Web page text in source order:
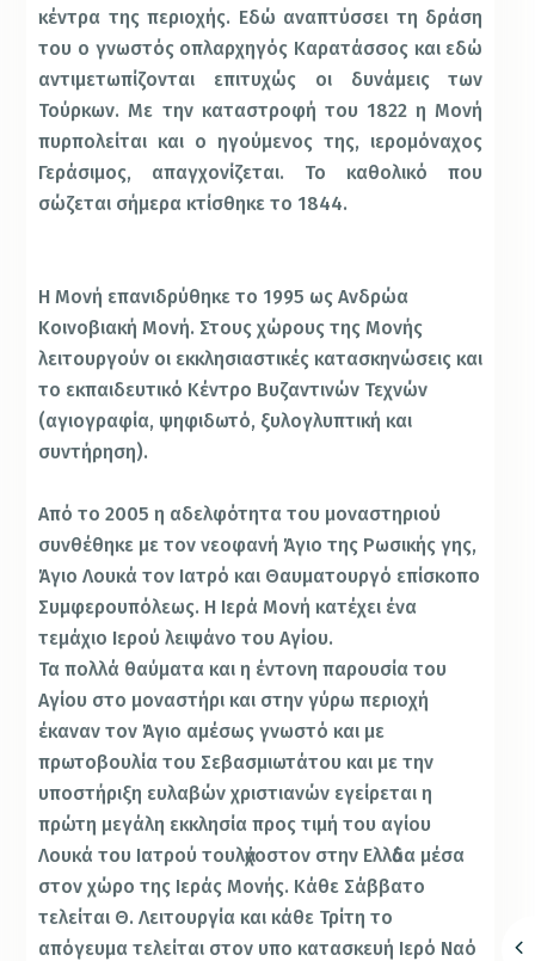
κέντρα της περιοχής. Εδώ αναπτύσσει τη δράση
του ο γνωστός οπλαρχηγός Καρατάσσος και εδώ
αντιμετωπίζονται επιτυχώς οι δυνάμεις των
Τούρκων. Με την καταστροφή του 1822 η Μονή
πυρπολείται και ο ηγούμενος της, ιερομόναχος
Γεράσιμος, απαγχονίζεται. Το καθολικό που
σώζεται σήμερα κτίσθηκε το 1844.
Η Μονή επανιδρύθηκε το 1995 ως Ανδρώα
Κοινοβιακή Μονή. Στους χώρους της Μονής
λειτουργούν οι εκκλησιαστικές κατασκηνώσεις και
το εκπαιδευτικό Κέντρο Βυζαντινών Τεχνών
(αγιογραφία, ψηφιδωτό, ξυλογλυπτική και
συντήρηση).
Από το 2005 η αδελφότητα του μοναστηριού
συνθέθηκε με τον νεοφανή Άγιο της Ρωσικής γης,
Άγιο Λουκά τον Ιατρό και Θαυματουργό επίσκοπο
Συμφερουπόλεως. Η Ιερά Μονή κατέχει ένα
τεμάχιο Ιερού λειψάνο του Αγίου.
Τα πολλά θαύματα και η έντονη παρουσία του
Αγίου στο μοναστήρι και στην γύρω περιοχή
έκαναν τον Άγιο αμέσως γνωστό και με
πρωτοβουλία του Σεβασμιωτάτου και με την
υποστήριξη ευλαβών χριστιανών εγείρεται η
πρώτη μεγάλη εκκλησία προς τιμή του αγίου
Λουκά του Ιατρού τουλἀχοστον στην Ελλἀδα μέσα
στον χώρο της Ιεράς Μονής. Κάθε Σάββατο
τελείται Θ. Λειτουργία και κάθε Τρίτη το
απόγευμα τελείται στον υπο κατασκευή Ιερό Ναό